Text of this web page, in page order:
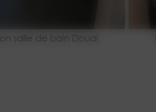
salle de bain Douai